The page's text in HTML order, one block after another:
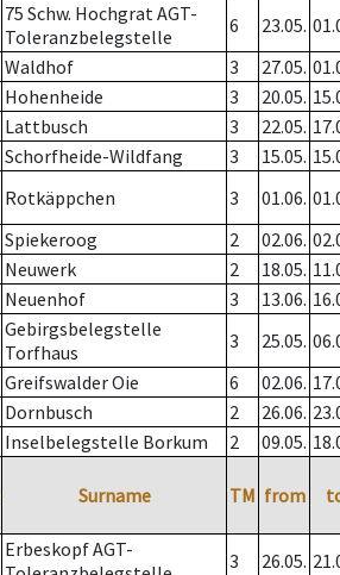
75 Schw. Hochgrat AGT-
Toleranzbelegstelle
6 23.05.
Waldhof 3 27.05.
Hohenheide 3 20.05.
Lattbusch 3 22.05.
Schorfheide-Wildfang 3 15.05.
Rotkäppchen 3 01.06.
Spiekeroog 2 02.06.
Neuwerk 2 18.05.
Neuenhof 3 13.06.
Gebirgsbelegstelle
Torfhaus
3 25.05.
Greifswalder Oie 6 02.06.
Dornbusch 2 26.06.
Inselbelegstelle Borkum 2 09.05.
Surname TM from
Erbeskopf AGT-
3 26.05.